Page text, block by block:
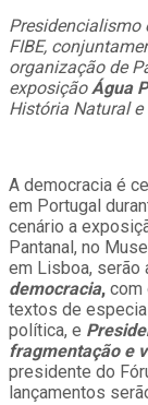
Presidencialismo
FIBE,
organização de
exposiçãoÁgua
História Natural e
A democracia é
em Portugal
cenário a
Pantanal, no
em Lisboa, serão
democracia, com
textos de
política, e
fragmentação e
presidente do
lançamentos